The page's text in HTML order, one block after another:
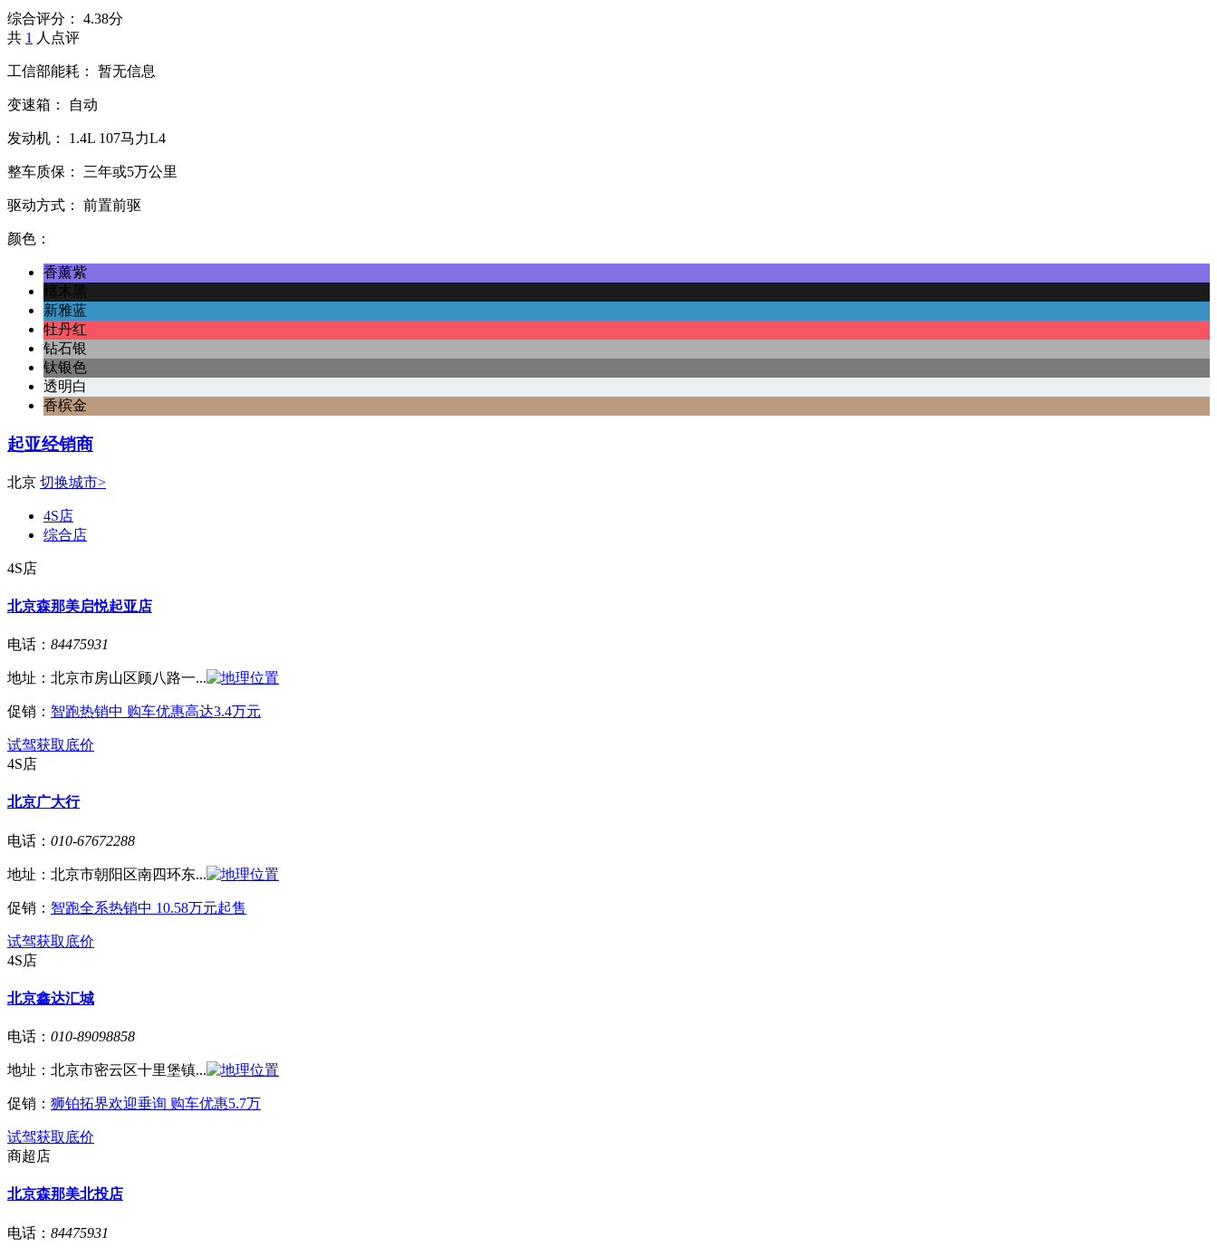
综合评分：
4.38分
共 1 人点评
工信部能耗： 暂无信息
变速箱： 自动
发动机： 1.4L 107马力L4
整车质保： 三年或5万公里
驱动方式： 前置前驱
颜色：
香薰紫
檀木黑
新雅蓝
牡丹红
钻石银
钛银色
透明白
香槟金
起亚经销商
北京 切换城市>
4S店
综合店
4S店
北京森那美启悦起亚店
电话： 84475931
地址： 北京市房山区顾八路一...
促销： 智跑热销中 购车优惠高达3.4万元
试驾获取底价
4S店
北京广大行
电话： 010-67672288
地址： 北京市朝阳区南四环东...
促销： 智跑全系热销中 10.58万元起售
试驾获取底价
4S店
北京鑫达汇城
电话： 010-89098858
地址： 北京市密云区十里堡镇...
促销： 狮铂拓界欢迎垂询 购车优惠5.7万
试驾获取底价
商超店
北京森那美北投店
电话： 84475931